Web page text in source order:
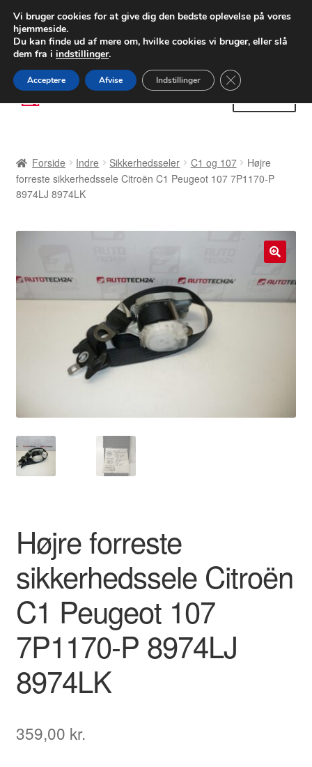
LEVERING fra 55 kr.
FEDEX verdensomspændende forsendelse
80 82 72 02
Spring
til
Spring
til
Betalinger
Klageprocedure
Min Konto
Om os
Vilkår og betingelser
Forside Indre Sikkerhedsseler C1 og 107
Højre
forreste sikkerhedssele Citroën C1 Peugeot 107 7P1170-P
8974LJ 8974LK
Højre forreste
sikkerhedssele Citroën
C1 Peugeot 107
7P1170-P 8974LJ
8974LK
359,00 kr.
Vi bruger cookies for at give dig den bedste oplevelse på vores
hjemmeside.
Du kan finde ud af mere om, hvilke cookies vi bruger, eller slå
dem fra i indstillinger.
Acceptere Afvise Indstillinger Close GDPR